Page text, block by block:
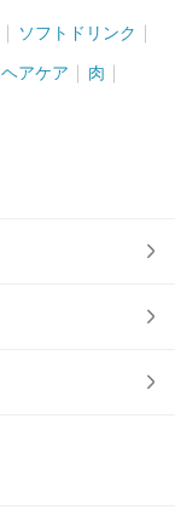
ソフトドリンク
ヘアケア 肉